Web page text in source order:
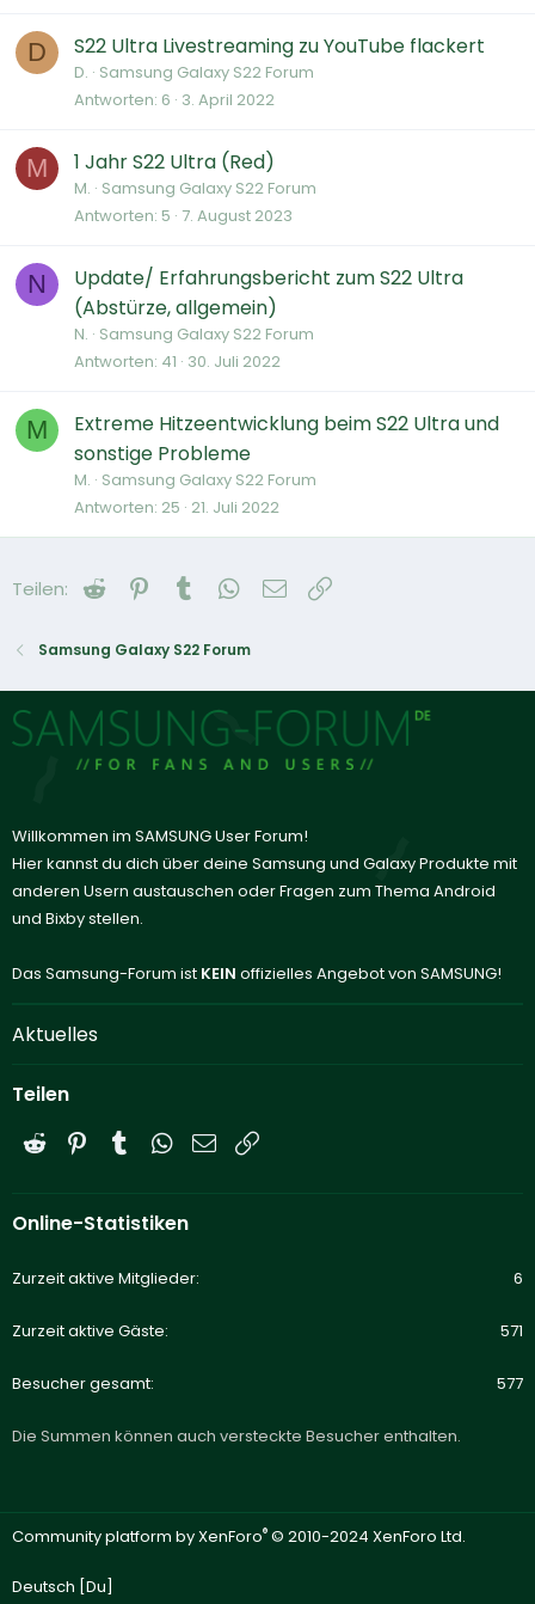
D S22 Ultra Livestreaming zu YouTube flackert
D. Samsung Galaxy S22 Forum
Antworten 6 3. April 2022
M 1 Jahr S22 Ultra (Red)
M. Samsung Galaxy S22 Forum
Antworten 5 7. August 2023
N
Update/ Erfahrungsbericht zum S22 Ultra
(Abstürze, allgemein)
N. Samsung Galaxy S22 Forum
Antworten 41 30. Juli 2022
M
Extreme Hitzeentwicklung beim S22 Ultra und
sonstige Probleme
M. Samsung Galaxy S22 Forum
Antworten 25 21. Juli 2022
Teilen: Reddit Pinterest
Tumblr WhatsApp
E-Mail
Samsung Galaxy S22 Forum
Willkommen im SAMSUNG User Forum!
Hier kannst du dich über deine Samsung und Galaxy Produkte mit
anderen Usern austauschen oder Fragen zum Thema Android
und Bixby stellen.
Das Samsung-Forum ist KEIN offizielles Angebot von SAMSUNG!
Aktuelles
Teilen
Reddit PinterestTumblrWhatsApp
E-Mail
Online-Statistiken
Zurzeit aktive Mitglieder 6
Zurzeit aktive Gäste 571
Besucher gesamt 577
Die Summen können auch versteckte Besucher enthalten.
Community platform by XenForo® © 2010-2024 XenForo Ltd.
Deutsch [Du]